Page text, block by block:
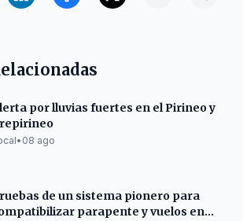
por lluvias fuertes en el Pirineo y
• 08 ago
de un sistema pionero para
parapente y vuelos en